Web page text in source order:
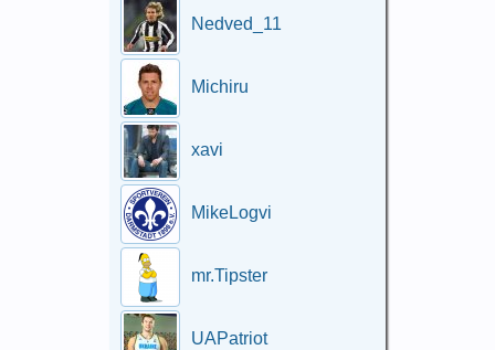
Nedved_11
Michiru
xavi
MikeLogvi
mr.Tipster
UAPatriot